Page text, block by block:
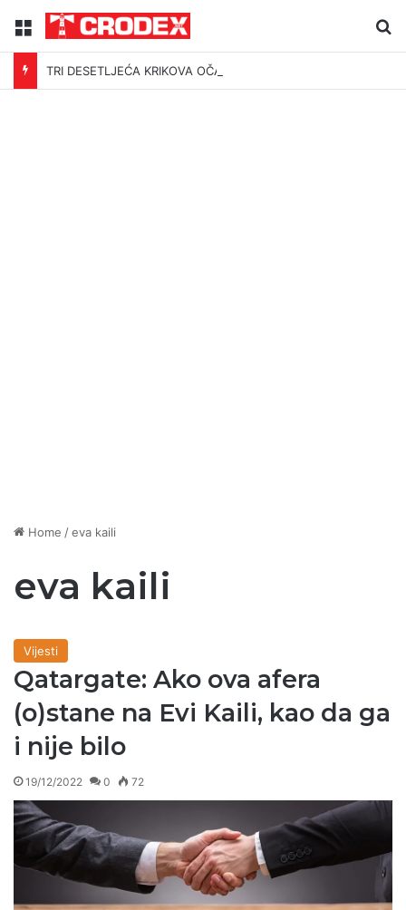
Menu
TRI DESETLJEĆA KRIKOVA OČAJNIKA
Home /eva kaili
eva kaili
Vijesti
Qatargate: Ako ova afera
(o)stane na Evi Kaili, kao da ga
i nije bilo
19/12/2022 0 72